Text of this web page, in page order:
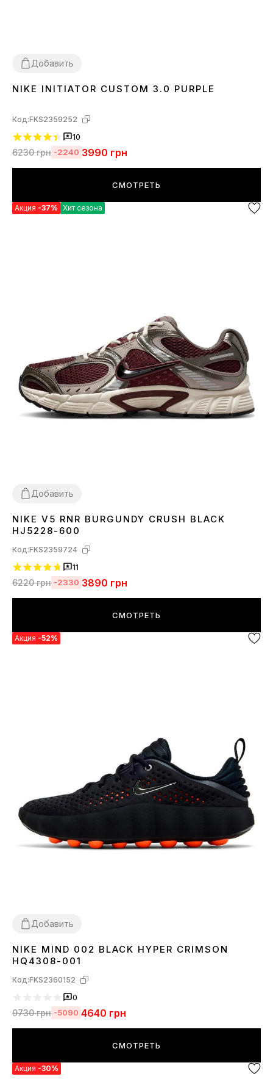
Добавить
3637 38 39 4041 42434445
NIKE INITIATOR CUSTOM 3.0 PURPLE
Код:FKS2359252
10
6230грн -2240 3990 грн
СМОТРЕТЬ
Акция -37% Хит сезона
Добавить
3637 383940 41 42 434445
NIKE V5 RNR BURGUNDY CRUSH BLACK
HJ5228-600
Код:FKS2359724
11
6220грн -2330 3890 грн
СМОТРЕТЬ
Акция -52%
Добавить
3637 38 39 40 41 42434445
NIKE MIND 002 BLACK HYPER CRIMSON
HQ4308-001
Код:FKS2360152
0
9730грн -5090 4640 грн
СМОТРЕТЬ
Акция -30%